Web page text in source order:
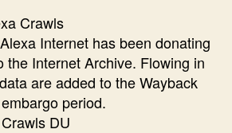
Crawls
Internet has been donating
the Internet Archive. Flowing in
are added to the Wayback
period.
DU